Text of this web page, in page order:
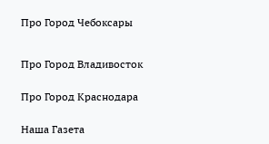
Про Город Чебоксары
Про Город Владивосток
Про Город Краснодара
Наша Газета